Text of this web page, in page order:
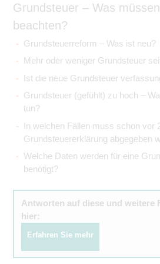
Grundsteuer – Was
beachten?
Grundsteuerreform – Was ist neu?
Mehr oder weniger Grundsteuer
Ist die neue Grundsteuer
Grundsteuer (gefühlt) zu hoch –
tun?
In welchen Fällen muss schon vor
Grundsteuererklärung abgegeben
Welche Daten werden für eine
benötigt?
Antworten auf diese und weitere
hier:
Erfahren Sie mehr